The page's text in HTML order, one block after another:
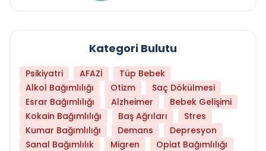
Kategori Bulutu
Psikiyatri AFAZİ
Tüp Bebek
Alkol Bağımlılığı
Otizm
Saç Dökülmesi
Esrar Bağımlılığı
Alzheimer
Bebek Gelişimi
Kokain Bağımlılığı
Baş Ağrıları
Stres
Kumar Bağımlılığı
Demans
Depresyon
Sanal Bağımlılık
Migren
Opiat Bağımlılığı